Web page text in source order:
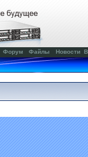
Форум Файлы Новости